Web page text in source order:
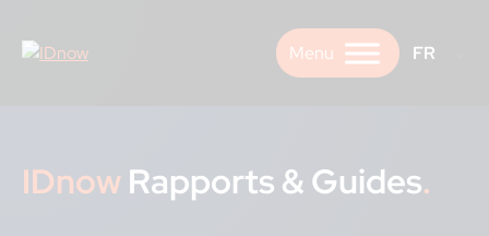
content
FR
IDnow Rapports & Guides.